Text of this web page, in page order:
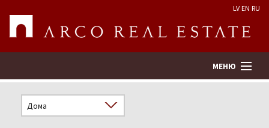
LV EN RU
МЕНЮ